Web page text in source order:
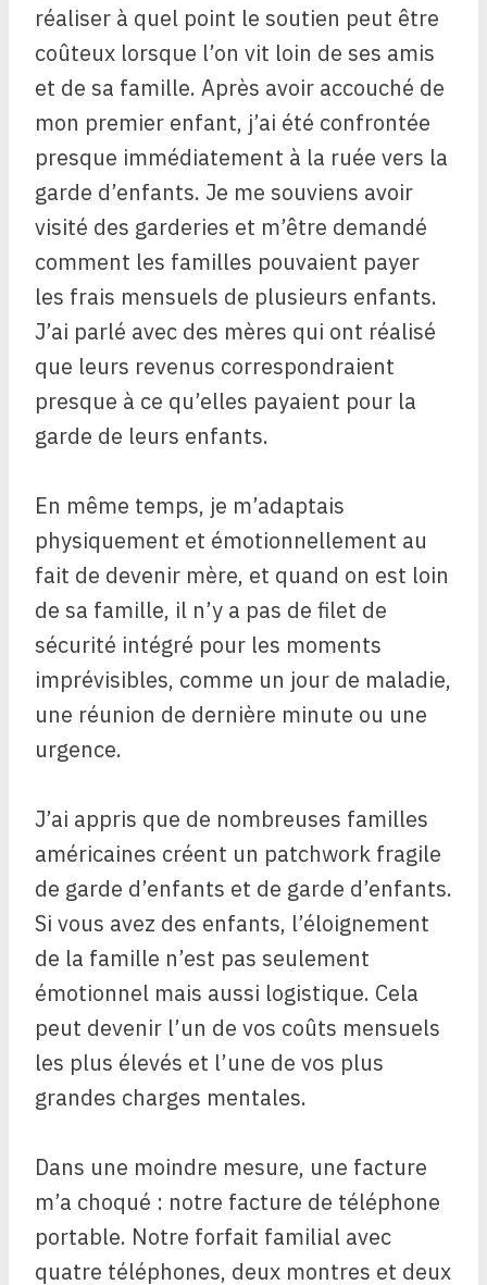
réaliser à quel point le soutien peut être
coûteux lorsque l’on vit loin de ses amis
et de sa famille. Après avoir accouché de
mon premier enfant, j’ai été confrontée
presque immédiatement à la ruée vers la
garde d’enfants. Je me souviens avoir
visité des garderies et m’être demandé
comment les familles pouvaient payer
les frais mensuels de plusieurs enfants.
J’ai parlé avec des mères qui ont réalisé
que leurs revenus correspondraient
presque à ce qu’elles payaient pour la
garde de leurs enfants.
En même temps, je m’adaptais
physiquement et émotionnellement au
fait de devenir mère, et quand on est loin
de sa famille, il n’y a pas de filet de
sécurité intégré pour les moments
imprévisibles, comme un jour de maladie,
une réunion de dernière minute ou une
urgence.
J’ai appris que de nombreuses familles
américaines créent un patchwork fragile
de garde d’enfants et de garde d’enfants.
Si vous avez des enfants, l’éloignement
de la famille n’est pas seulement
émotionnel mais aussi logistique. Cela
peut devenir l’un de vos coûts mensuels
les plus élevés et l’une de vos plus
grandes charges mentales.
Dans une moindre mesure, une facture
m’a choqué : notre facture de téléphone
portable. Notre forfait familial avec
quatre téléphones, deux montres et deux